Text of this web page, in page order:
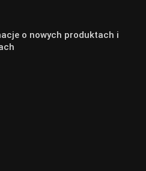
o nowych produktach i